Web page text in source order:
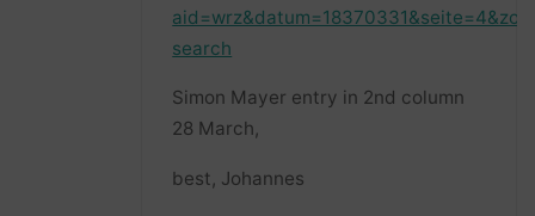
search
Simon Mayer entry in 2nd column
28 March,
best, Johannes